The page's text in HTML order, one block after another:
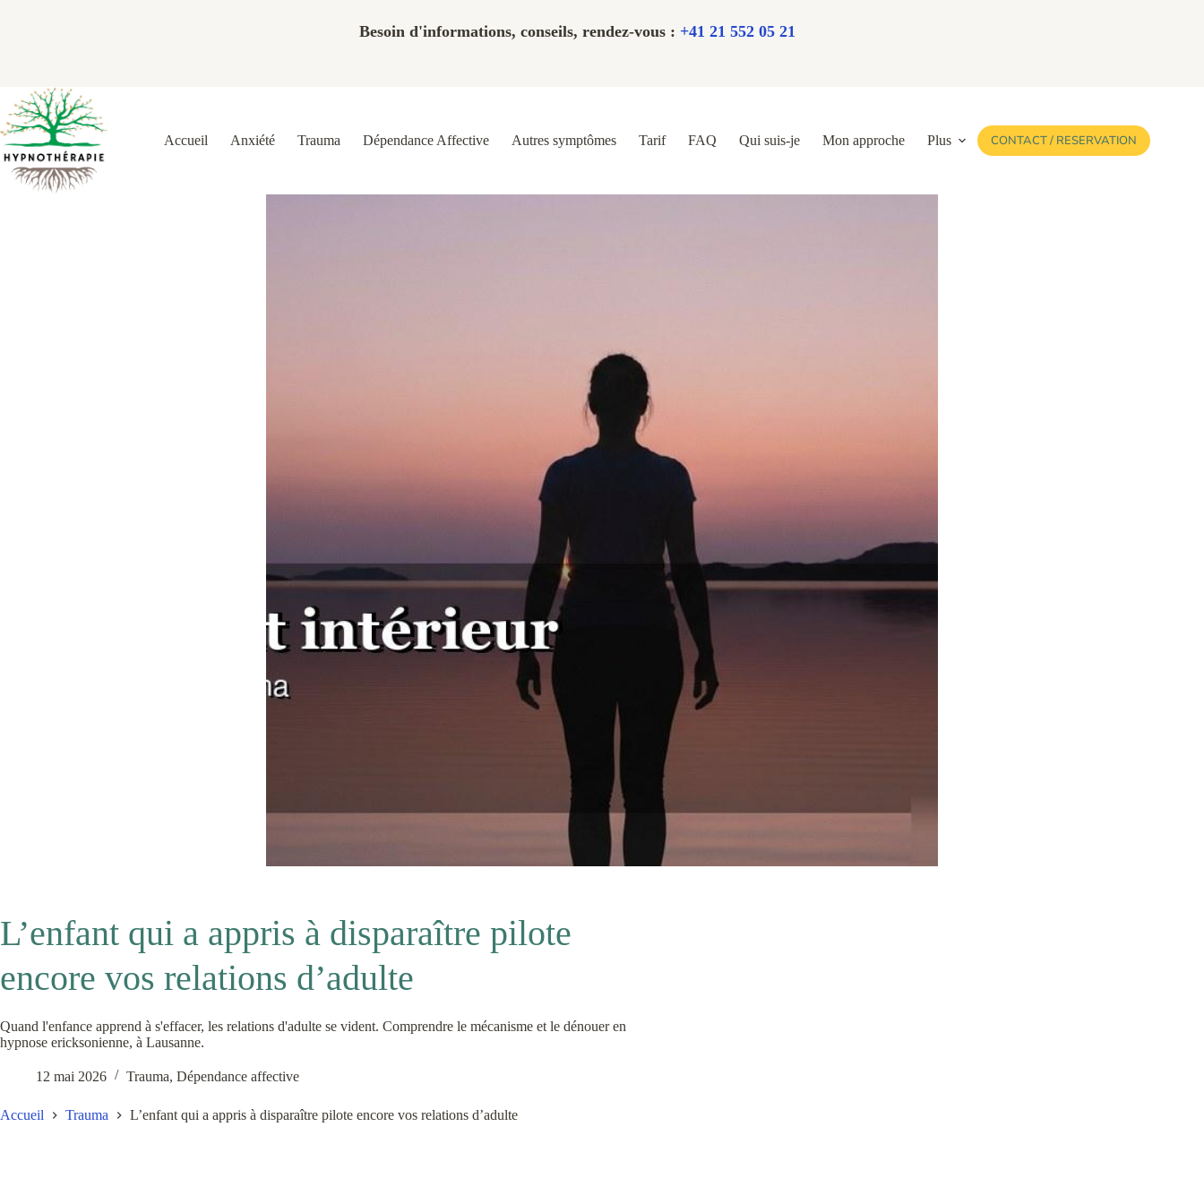
Besoin d'informations, conseils, rendez-vous : +41 21 552 05 21
Accueil Anxiété Trauma Dépendance Affective Autres symptômes Tarif FAQ Qui suis-je Mon approche Plus CONTACT / RESERVATION
L’enfant qui a appris à disparaître pilote
encore vos relations d’adulte
Quand l'enfance apprend à s'effacer, les relations d'adulte se vident. Comprendre le mécanisme et le dénouer en
hypnose ericksonienne, à Lausanne.
12 mai 2026 Trauma, Dépendance affective
Accueil Trauma L’enfant qui a appris à disparaître pilote encore vos relations d’adulte